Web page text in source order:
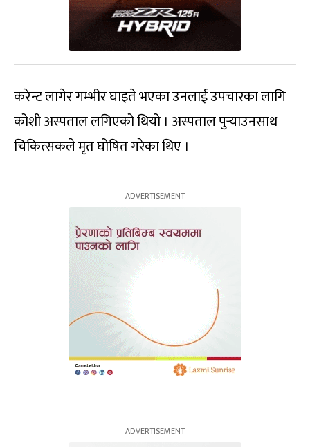
करेन्ट लागेर गम्भीर घाइते भएका उनलाई उपचारका लागि
कोशी अस्पताल लगिएको थियो । अस्पताल पुर्‍याउनसाथ
चिकित्सकले मृत घोषित गरेका थिए ।